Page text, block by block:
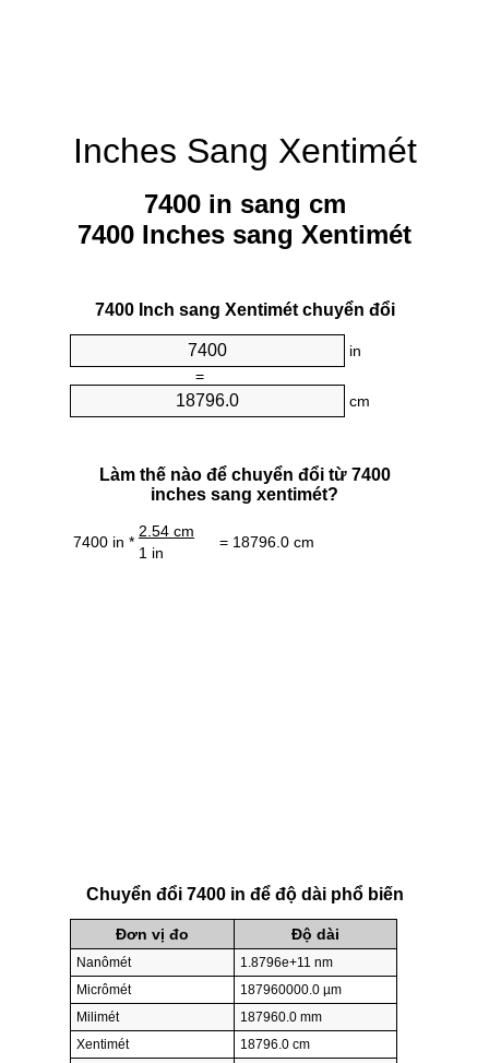
Inches Sang Xentimét
7400 in sang cm
7400 Inches sang Xentimét
7400 Inch sang Xentimét chuyển đổi
in
=
cm
Làm thế nào để chuyển đổi từ 7400
inches sang xentimét?
7400 in *
2.54 cm
= 18796.0 cm
1 in
Chuyển đổi 7400 in để độ dài phổ biến
Đơn vị đo Độ dài
Nanômét
1.8796e+11 nm
Micrômét
187960000.0 µm
Milimét
187960.0 mm
Xentimét
18796.0 cm